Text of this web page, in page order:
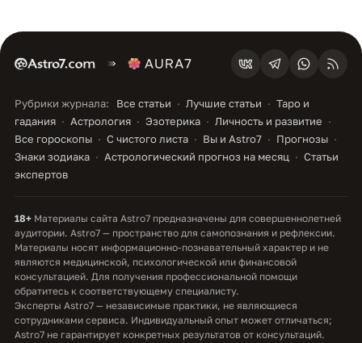
Рубрики журнала: Все статьи Лучшие статьи
Таро и
гадания
Астрология Эзотерика
Личность и развитие
Все гороскопы
С чистого листа Вы и Astro7
Прогнозы
Знаки зодиака
Астрологический прогноз на месяц
Статьи
экспертов
18+ Материалы сайта Astro7 предназначены для совершеннолетней
аудитории. Astro7 — пространство для самопознания и рефлексии.
Материалы носят информационно-познавательный характер и не
являются медицинской, психологической или финансовой
консультацией. Для получения профессиональной помощи
обратитесь к соответствующему специалисту.
Эксперты Astro7 — независимые практики, не являющиеся
сотрудниками сервиса. Индивидуальный опыт может отличаться;
Astro7 не гарантирует конкретных результатов от консультаций.